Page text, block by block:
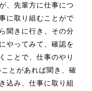
、先輩方に仕事につ
に取り組むことがで
聞きに行き、その分
やってみて、確認を
ことで、仕事のやり
とがあれば聞き、確
込み、仕事に取り組